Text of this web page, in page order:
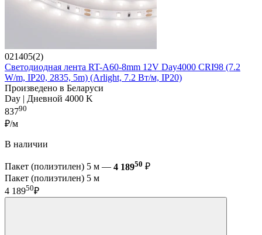
021405(2)
Светодиодная лента RT-A60-8mm 12V Day4000 CRI98 (7.2
W/m, IP20, 2835, 5m) (Arlight, 7.2 Вт/м, IP20)
Произведено в Беларуси
Day | Дневной 4000 K
83790
₽/м
В наличии
Пакет (полиэтилен) 5 м — 4 18950 ₽
Пакет (полиэтилен) 5 м
4 18950₽